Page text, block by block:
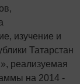
изучение и
Татарстан
реализуемая
на 2014 -